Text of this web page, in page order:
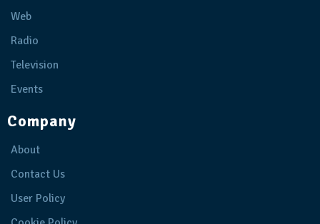
Web
Radio
Television
Events
Company
About
Contact Us
User Policy